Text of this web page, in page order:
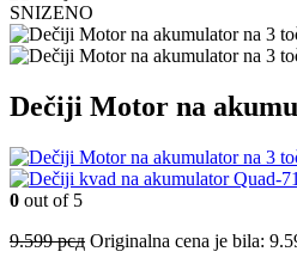
SNIZENO
Dečiji Motor na
0 out of 5
9.599рсд Originalna cena je bila: